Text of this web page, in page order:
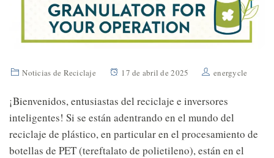
Noticias de Reciclaje 17 de abril de 2025 energycle
¡Bienvenidos, entusiastas del reciclaje e inversores
inteligentes! Si se están adentrando en el mundo del
reciclaje de plástico, en particular en el procesamiento de
botellas de PET (tereftalato de polietileno), están en el